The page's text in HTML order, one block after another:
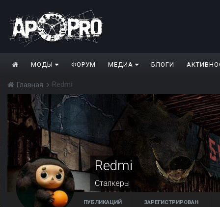
МОДЫ ФОРУМ МЕДИА БЛОГИ
Главная Redmi
Redmi
Сталкеры
ПУБЛИКАЦИЙ ЗАРЕГИСТРИРОВАН